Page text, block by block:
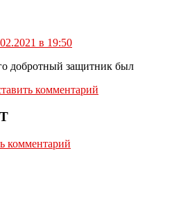
в 19:50
добротный защитник был
комментарий
комментарий